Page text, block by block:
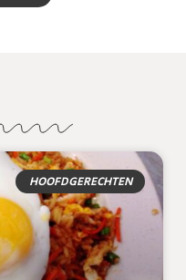
HOOFDGERECHTEN